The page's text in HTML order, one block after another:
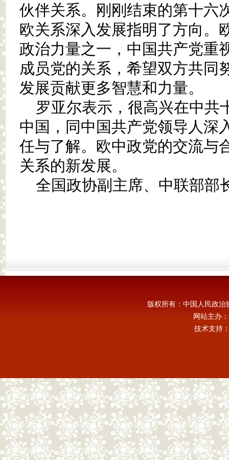
伙伴关系。刚刚结束的第十六
欧关系深入发展指明了方向。
政治力量之一，中国共产党重
成员党的关系，希望双方共同
发展贡献更多智慧和力量。
罗亚尔表示，很高兴在中共
中国，同中国共产党领导人深
任与了解。欧中政党的交流与
关系的新发展。
全国政协副主席、中联部部
版权所有：中国人民政
网站主办
技术支持